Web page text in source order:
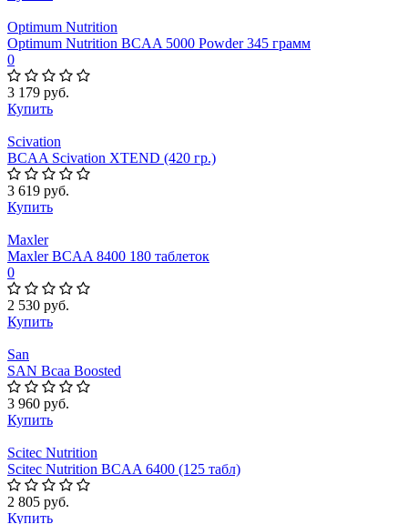
Optimum Nutrition
Optimum Nutrition BCAA 5000 Powder 345 грамм
0
3 179 руб.
Купить
Scivation
BCAA Scivation XTEND (420 гр.)
3 619 руб.
Купить
Maxler
Maxler BCAA 8400 180 таблеток
0
2 530 руб.
Купить
San
SAN Bcaa Boosted
3 960 руб.
Купить
Scitec Nutrition
Scitec Nutrition BCAA 6400 (125 табл)
2 805 руб.
Купить